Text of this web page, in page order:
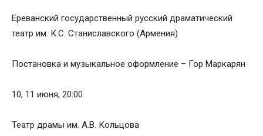
Ереванский государственный русский драматический
театр им. К.С. Станиславского (Армения)
Постановка и музыкальное оформление – Гор Маркарян
10, 11 июня, 20:00
Театр драмы им. А.В. Кольцова